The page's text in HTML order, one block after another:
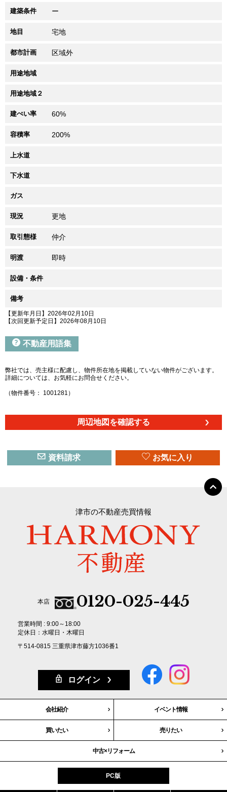
建築条件 ー
地目 宅地
都市計画 区域外
用途地域
用途地域２
建ぺい率 60%
容積率 200%
上水道
下水道
ガス
現況 更地
取引態様 仲介
明渡 即時
設備・条件
備考
【更新年月日】2026年02月10日
【次回更新予定日】2026年08月10日
不動産用語集
弊社では、売主様に配慮し、物件所在地を掲載していない物件がございます。
詳細については、お気軽にお問合せください。
（物件番号： 1001281）
周辺地図を確認する
資料請求 お気に入り
津市の不動産売買情報
本店 0120-025-445
営業時間 : 9:00～18:00
定休日：水曜日・木曜日
〒514-0815 三重県津市藤方1036番1
ログイン
会社紹介 イベント情報
買いたい 売りたい
中古×リフォーム
PC版